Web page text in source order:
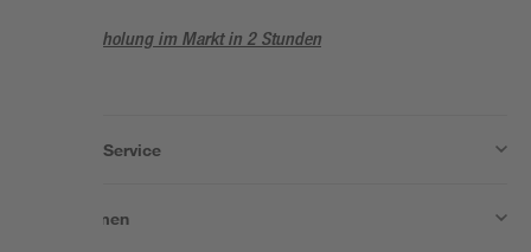
Abholung im Markt in 2 Stunden
Wissen & Service
Unternehmen